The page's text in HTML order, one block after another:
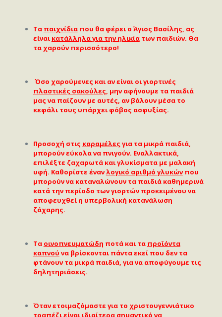
Τα παιχνίδιαπου θα φέρει ο Άγιος Βασίλης, ας
είναι κατάλληλα για την ηλικίατων παιδιών. Θα
τα χαρούν περισσότερο!
Όσο χαρούμενες και αν είναι οι γιορτινές
πλαστικές σακούλες, μην αφήνουμε τα παιδιά
μας να παίζουν με αυτές, αν βάλουν μέσα το
κεφάλι τους υπάρχει φόβος ασφυξίας.
Προσοχή στις καραμέλες για τα μικρά παιδιά,
μπορούν εύκολα να πνιγούν. Εναλλακτικά,
επιλέξτε ζαχαρωτά και γλυκίσματα με μαλακή
υφή. Καθορίστε ένανλογικό αριθμό γλυκώνπου
μπορούν να καταναλώνουν τα παιδιά καθημερινά
κατά την περίοδο των γιορτών προκειμένου να
αποφευχθεί η υπερβολική κατανάλωση
ζάχαρης.
Τα οινοπνευματώδη ποτά και τα προϊόντα
καπνού να βρίσκονται πάντα εκεί που δεν τα
φτάνουν τα μικρά παιδιά, για να αποφύγουμε τις
δηλητηριάσεις.
Όταν ετοιμαζόμαστε για το χριστουγεννιάτικο
τραπέζι είναι ιδιαίτερα σημαντικό να